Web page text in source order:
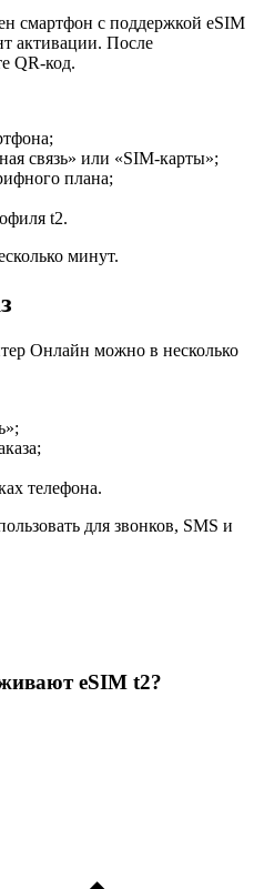
смартфон с поддержкой eSIM
активации. После
QR-код.
связь» или «SIM-карты»;
плана;
t2.
минут.
Онлайн можно в несколько
телефона.
для звонков, SMS и
eSIM t2?